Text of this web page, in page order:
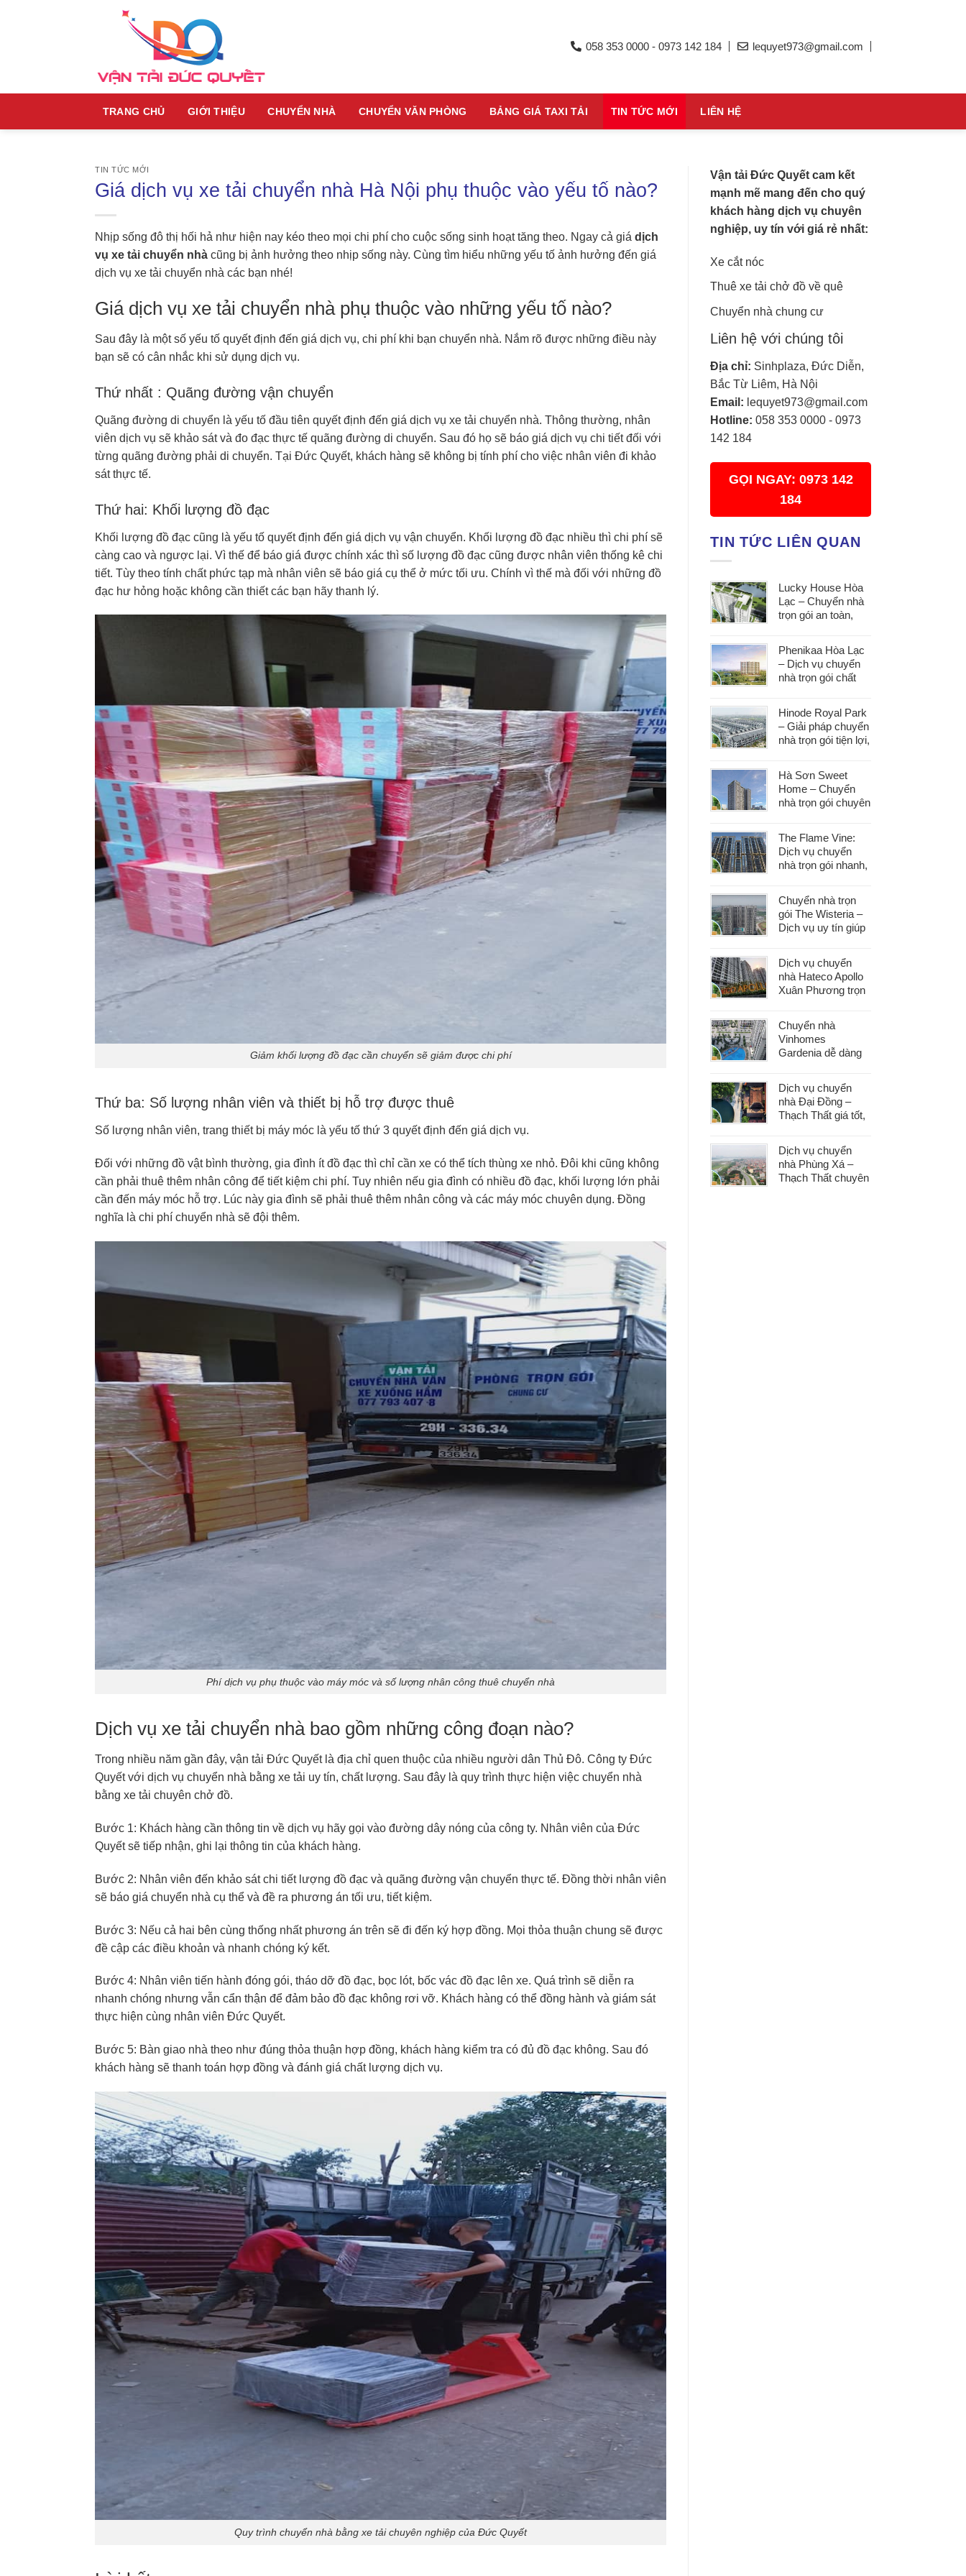
058 353 0000 - 0973 142 184 lequyet973@gmail.com
TRANG CHỦ GIỚI THIỆU CHUYỂN NHÀ CHUYỂN VĂN PHÒNG BẢNG GIÁ TAXI TẢI TIN TỨC MỚI LIÊN HỆ
TIN TỨC MỚI
Giá dịch vụ xe tải chuyển nhà Hà Nội phụ thuộc vào yếu tố nào?
Nhịp sống đô thị hối hả như hiện nay kéo theo mọi chi phí cho cuộc sống sinh hoạt tăng theo. Ngay cả giá dịch
vụ xe tải chuyển nhà cũng bị ảnh hưởng theo nhịp sống này. Cùng tìm hiểu những yếu tố ảnh hưởng đến giá
dịch vụ xe tải chuyển nhà các bạn nhé!
Giá dịch vụ xe tải chuyển nhà phụ thuộc vào những yếu tố nào?
Sau đây là một số yếu tố quyết định đến giá dịch vụ, chi phí khi bạn chuyển nhà. Nắm rõ được những điều này
bạn sẽ có cân nhắc khi sử dụng dịch vụ.
Thứ nhất : Quãng đường vận chuyển
Quãng đường di chuyển là yếu tố đầu tiên quyết định đến giá dịch vụ xe tải chuyển nhà. Thông thường, nhân
viên dịch vụ sẽ khảo sát và đo đạc thực tế quãng đường di chuyển. Sau đó họ sẽ báo giá dịch vụ chi tiết đối với
từng quãng đường phải di chuyển. Tại Đức Quyết, khách hàng sẽ không bị tính phí cho việc nhân viên đi khảo
sát thực tế.
Thứ hai: Khối lượng đồ đạc
Khối lượng đồ đạc cũng là yếu tố quyết định đến giá dịch vụ vận chuyển. Khối lượng đồ đạc nhiều thì chi phí sẽ
càng cao và ngược lại. Vì thế để báo giá được chính xác thì số lượng đồ đạc cũng được nhân viên thống kê chi
tiết. Tùy theo tính chất phức tạp mà nhân viên sẽ báo giá cụ thể ở mức tối ưu. Chính vì thế mà đối với những đồ
đạc hư hỏng hoặc không cần thiết các bạn hãy thanh lý.
Giảm khối lượng đồ đạc cần chuyển sẽ giảm được chi phí
Thứ ba: Số lượng nhân viên và thiết bị hỗ trợ được thuê
Số lượng nhân viên, trang thiết bị máy móc là yếu tố thứ 3 quyết định đến giá dịch vụ.
Đối với những đồ vật bình thường, gia đình ít đồ đạc thì chỉ cần xe có thể tích thùng xe nhỏ. Đôi khi cũng không
cần phải thuê thêm nhân công để tiết kiệm chi phí. Tuy nhiên nếu gia đình có nhiều đồ đạc, khối lượng lớn phải
cần đến máy móc hỗ trợ. Lúc này gia đình sẽ phải thuê thêm nhân công và các máy móc chuyên dụng. Đồng
nghĩa là chi phí chuyển nhà sẽ đội thêm.
Phí dịch vụ phụ thuộc vào máy móc và số lượng nhân công thuê chuyển nhà
Dịch vụ xe tải chuyển nhà bao gồm những công đoạn nào?
Trong nhiều năm gần đây, vận tải Đức Quyết là địa chỉ quen thuộc của nhiều người dân Thủ Đô. Công ty Đức
Quyết với dịch vụ chuyển nhà bằng xe tải uy tín, chất lượng. Sau đây là quy trình thực hiện việc chuyển nhà
bằng xe tải chuyên chở đồ.
Bước 1: Khách hàng cần thông tin về dịch vụ hãy gọi vào đường dây nóng của công ty. Nhân viên của Đức
Quyết sẽ tiếp nhận, ghi lại thông tin của khách hàng.
Bước 2: Nhân viên đến khảo sát chi tiết lượng đồ đạc và quãng đường vận chuyển thực tế. Đồng thời nhân viên
sẽ báo giá chuyển nhà cụ thể và đề ra phương án tối ưu, tiết kiệm.
Bước 3: Nếu cả hai bên cùng thống nhất phương án trên sẽ đi đến ký hợp đồng. Mọi thỏa thuận chung sẽ được
đề cập các điều khoản và nhanh chóng ký kết.
Bước 4: Nhân viên tiến hành đóng gói, tháo dỡ đồ đạc, bọc lót, bốc vác đồ đạc lên xe. Quá trình sẽ diễn ra
nhanh chóng nhưng vẫn cẩn thận để đảm bảo đồ đạc không rơi vỡ. Khách hàng có thể đồng hành và giám sát
thực hiện cùng nhân viên Đức Quyết.
Bước 5: Bàn giao nhà theo như đúng thỏa thuận hợp đồng, khách hàng kiểm tra có đủ đồ đạc không. Sau đó
khách hàng sẽ thanh toán hợp đồng và đánh giá chất lượng dịch vụ.
Quy trình chuyển nhà bằng xe tải chuyên nghiệp của Đức Quyết
Vận tải Đức Quyết cam kết
mạnh mẽ mang đến cho quý
khách hàng dịch vụ chuyên
nghiệp, uy tín với giá rẻ nhất:
Xe cắt nóc
Thuê xe tải chở đồ về quê
Chuyển nhà chung cư
Liên hệ với chúng tôi
Địa chỉ: Sinhplaza, Đức Diễn,
Bắc Từ Liêm, Hà Nội
Email: lequyet973@gmail.com
Hotline: 058 353 0000 - 0973
142 184
GỌI NGAY: 0973 142
184
TIN TỨC LIÊN QUAN
Lucky House Hòa
Lạc – Chuyển nhà
trọn gói an toàn,
Phenikaa Hòa Lạc
– Dịch vụ chuyển
nhà trọn gói chất
Hinode Royal Park
– Giải pháp chuyển
nhà trọn gói tiện lợi,
Hà Sơn Sweet
Home – Chuyển
nhà trọn gói chuyên
khâu
The Flame Vine:
Dịch vụ chuyển
nhà trọn gói nhanh,
Chuyển nhà trọn
gói The Wisteria –
Dịch vụ uy tín giúp
phát sinh
Dịch vụ chuyển
nhà Hateco Apollo
Xuân Phương trọn
Chuyển nhà
Vinhomes
Gardenia dễ dàng
phát sinh chi phí
Dịch vụ chuyển
nhà Đại Đồng –
Thạch Thất giá tốt,
chuyển nhà
Dịch vụ chuyển
nhà Phùng Xá –
Thạch Thất chuyên